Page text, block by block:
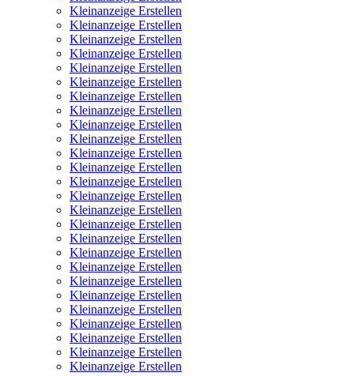
Kleinanzeige Erstellen
Kleinanzeige Erstellen
Kleinanzeige Erstellen
Kleinanzeige Erstellen
Kleinanzeige Erstellen
Kleinanzeige Erstellen
Kleinanzeige Erstellen
Kleinanzeige Erstellen
Kleinanzeige Erstellen
Kleinanzeige Erstellen
Kleinanzeige Erstellen
Kleinanzeige Erstellen
Kleinanzeige Erstellen
Kleinanzeige Erstellen
Kleinanzeige Erstellen
Kleinanzeige Erstellen
Kleinanzeige Erstellen
Kleinanzeige Erstellen
Kleinanzeige Erstellen
Kleinanzeige Erstellen
Kleinanzeige Erstellen
Kleinanzeige Erstellen
Kleinanzeige Erstellen
Kleinanzeige Erstellen
Kleinanzeige Erstellen
Kleinanzeige Erstellen